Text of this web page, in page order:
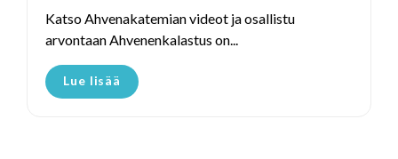
Katso Ahvenakatemian videot ja osallistu
arvontaan Ahvenenkalastus on...
Lue lisää